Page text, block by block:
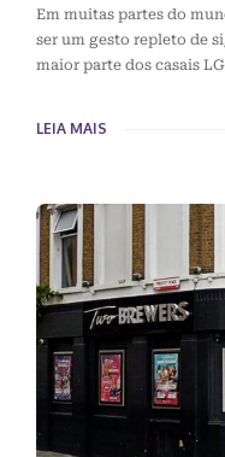
Em muitas partes do
ser um gesto repleto de
maior parte dos casais
LEIA MAIS